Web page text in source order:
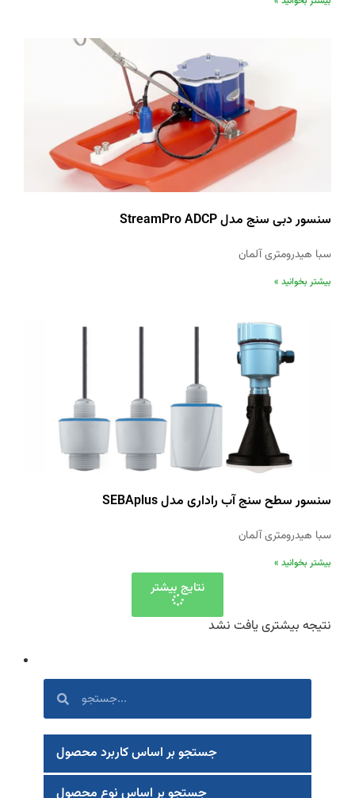
سنسور دبی سنج مدل StreamPro ADCP
سبا هیدرومتری آلمان
بیشتر بخوانید »
سنسور سطح سنج آب راداری مدل SEBAplus
سبا هیدرومتری آلمان
بیشتر بخوانید »
نتایج بیشتر
نتیجه بیشتری یافت نشد
جستجو بر اساس کاربرد محصول
جستجو بر اساس نوع محصول